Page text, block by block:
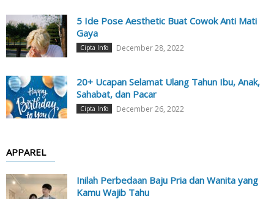
5 Ide Pose Aesthetic Buat Cowok Anti Mati
Gaya
Cipta Info December 28, 2022
20+ Ucapan Selamat Ulang Tahun Ibu, Anak,
Sahabat, dan Pacar
Cipta Info December 26, 2022
APPAREL
Inilah Perbedaan Baju Pria dan Wanita yang
Kamu Wajib Tahu